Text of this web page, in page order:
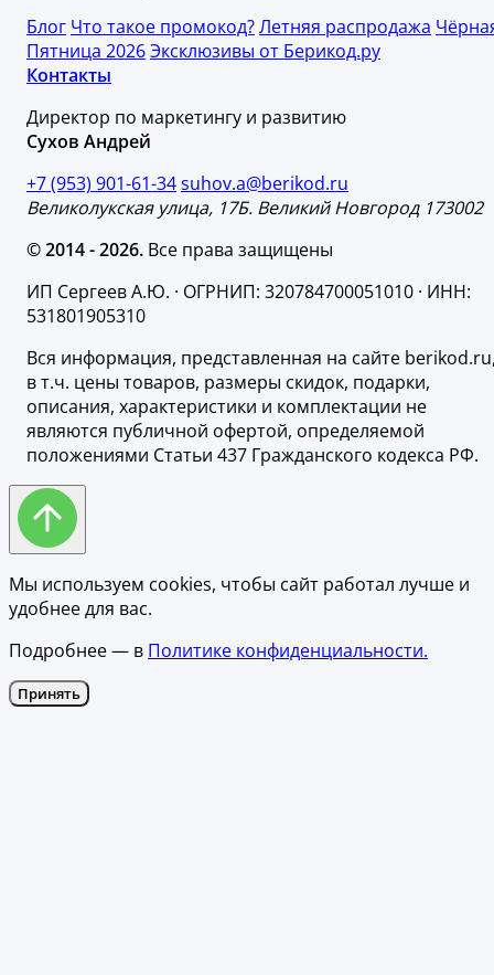
Блог Что такое промокод?Летняя распродажа
Пятница 2026Эксклюзивы от Берикод.ру
Контакты
Директор по маркетингу и развитию
Сухов Андрей
+7 (953) 901-61-34suhov.a@berikod.ru
Великолукская улица, 17Б. Великий Новгород 173002
© 2014 - 2026. Все права защищены
ИП Сергеев А.Ю. · ОГРНИП: 320784700051010 · ИНН:
531801905310
Вся информация, представленная на сайте
в т.ч. цены товаров, размеры скидок, подарки,
описания, характеристики и комплектации не
являются публичной офертой, определяемой
положениями Статьи 437 Гражданского кодекса РФ.
Мы используем cookies, чтобы сайт работал лучше и
удобнее для вас.
Подробнее — в Политике конфиденциальности.
Принять